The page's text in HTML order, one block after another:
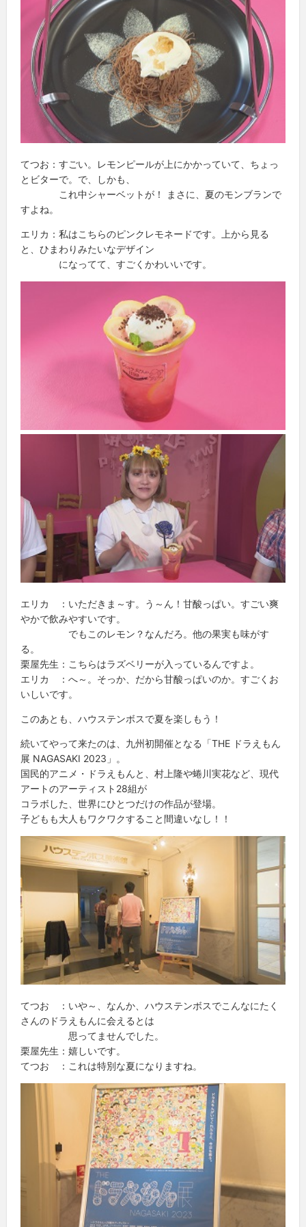
てつお：すごい。レモンピールが上にかかっていて、ちょっ
とビターで。で、しかも、
これ中シャーベットが！ まさに、夏のモンブランで
すよね。
エリカ：私はこちらのピンクレモネードです。上から見る
と、ひまわりみたいなデザイン
になってて、すごくかわいいです。
エリカ ：いただきま～す。う～ん！甘酸っぱい。すごい爽
やかで飲みやすいです。
でもこのレモン？なんだろ。他の果実も味がす
る。
栗屋先生：こちらはラズベリーが入っているんですよ。
エリカ ：へ～。そっか、だから甘酸っぱいのか。すごくお
いしいです。
このあとも、ハウステンボスで夏を楽しもう！
続いてやって来たのは、九州初開催となる「THE ドラえもん
展 NAGASAKI 2023」。
国民的アニメ・ドラえもんと、村上隆や蜷川実花など、現代
アートのアーティスト28組が
コラボした、世界にひとつだけの作品が登場。
子どもも大人もワクワクすること間違いなし！！
てつお ：いや～、なんか、ハウステンボスでこんなにたく
さんのドラえもんに会えるとは
思ってませんでした。
栗屋先生：嬉しいです。
てつお ：これは特別な夏になりますね。